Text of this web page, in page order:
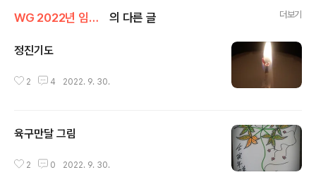
WG 2022년 임인년 기록 의 다른 글 더보기
정진기도
2 4 2022. 9. 30.
육구만달 그림
2 0 2022. 9. 30.